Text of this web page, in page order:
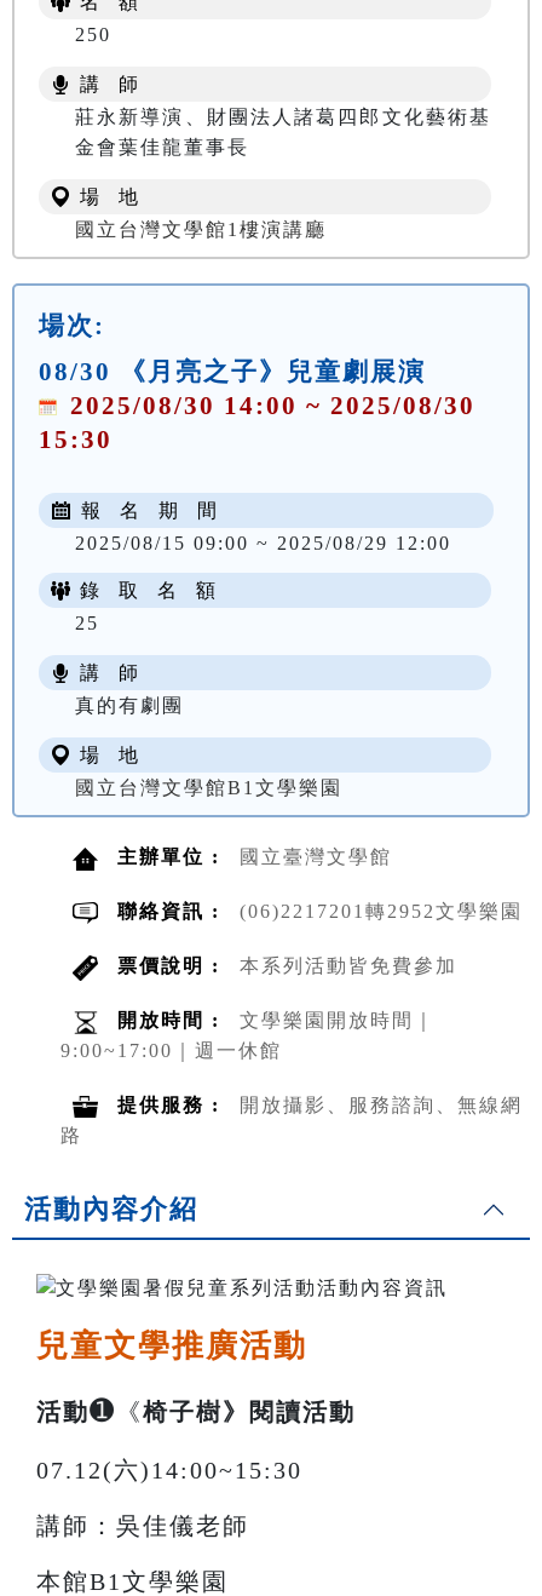
250
講 師
莊永新導演、財團法人諸葛四郎文化藝術基
金會葉佳龍董事長
場 地
國立台灣文學館1樓演講廳
場次:
08/30 《月亮之子》兒童劇展演
2025/08/30 14:00 ~ 2025/08/30
15:30
報 名 期 間
2025/08/15 09:00 ~ 2025/08/29 12:00
錄 取 名 額
25
講 師
真的有劇團
場 地
國立台灣文學館B1文學樂園
主辦單位 : 國立臺灣文學館
聯絡資訊 : (06)2217201轉2952文學樂園
票價說明 : 本系列活動皆免費參加
開放時間 :
文學樂園開放時間｜
9:00~17:00｜週一休館
提供服務 :
開放攝影、服務諮詢、無線網
路
活動內容介紹
兒童文學推廣活動
活動➊ 《椅子樹》閱讀活動
07.12(六)14:00~15:30
講師：吳佳儀老師
本館B1文學樂園